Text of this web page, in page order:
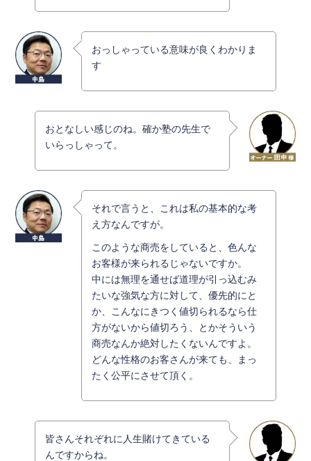
おっしゃっている意味が良くわかりま
す
おとなしい感じのね。確か塾の先生で
いらっしゃって。
それで言うと、これは私の基本的な考
え方なんですが。
このような商売をしていると、色んな
お客様が来られるじゃないですか。
中には無理を通せば道理が引っ込むみ
たいな強気な方に対して、優先的にと
か、こんなにきつく値切られるなら仕
方がないから値切ろう、とかそういう
商売なんか絶対したくないんですよ。
どんな性格のお客さんが来ても、まっ
たく公平にさせて頂く。
皆さんそれぞれに人生賭けてきている
んですからね。